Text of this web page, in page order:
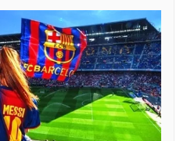
VTV.vn khi phát hành lại